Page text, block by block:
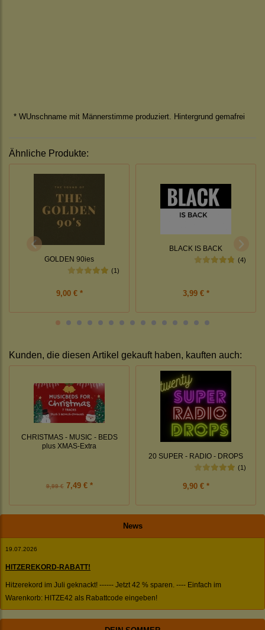
News
19.07.2026
HITZEREKORD-RABATT!
Hitzerekord im Juli geknackt! ------ Jetzt 42 % sparen. ---- Einfach im
Warenkorb: HITZE42 als Rabattcode eingeben!
* WUnschname mit Männerstimme produziert. Hintergrund gemafrei
Ähnliche Produkte:
GOLDEN 90ies
(1)
9,00 € *
BLACK IS BACK
(4)
3,99 € *
Kunden, die diesen Artikel gekauft haben, kauften auch:
CHRISTMAS - MUSIC - BEDS
plus XMAS-Extra
9,99 €7,49 € *
20 SUPER - RADIO - DROPS
(1)
9,90 € *